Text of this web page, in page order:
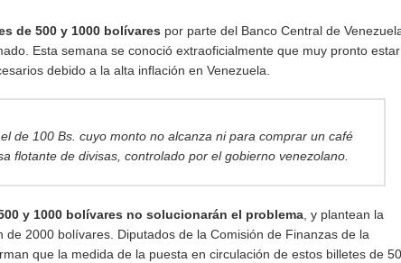
de 500 y 1000 bolívares por parte del Banco Central de
Esta semana se conoció extraoficialmente que muy pronto
debido a la alta inflación en Venezuela.
de 100 Bs. cuyo monto no alcanza ni para comprar un café
flotante de divisas, controlado por el gobierno venezolano.
y 1000 bolívares no solucionarán el problema, y plantean la
2000 bolívares. Diputados de la Comisión de Finanzas de la
que la medida de la puesta en circulación de estos billetes de